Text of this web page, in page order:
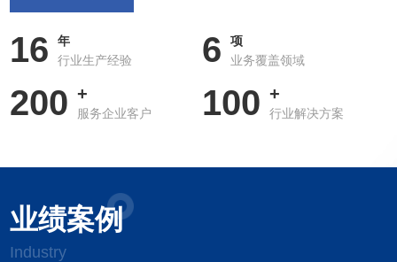
16
年
行业生产经验
6
项
业务覆盖领域
200 +
服务企业客户 100 +
行业解决方案
业绩案例
Industry